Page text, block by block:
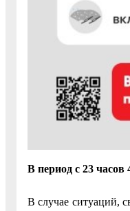
В период с 23
В случае ситуаций,